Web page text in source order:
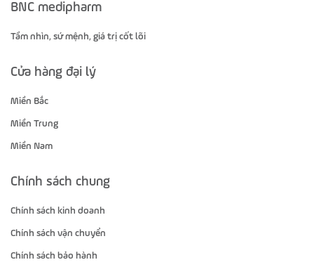
BNC medipharm
Tầm nhìn, sứ mệnh, giá trị cốt lõi
Cửa hàng đại lý
Miền Bắc
Miền Trung
Miền Nam
Chính sách chung
Chính sách kinh doanh
Chính sách vận chuyển
Chính sách bảo hành